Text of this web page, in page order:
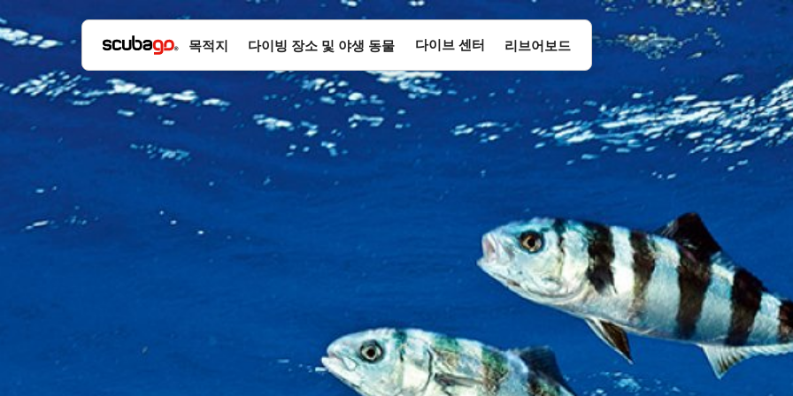
목적지 다이빙 장소 및 야생 동물 다이브 센터 리브어보드